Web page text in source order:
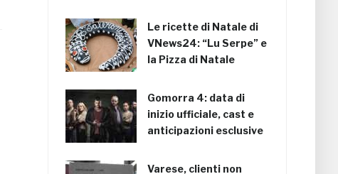
Le ricette di Natale di
VNews24: “Lu Serpe” e
la Pizza di Natale
Gomorra 4: data di
inizio ufficiale, cast e
anticipazioni esclusive
Varese, clienti non